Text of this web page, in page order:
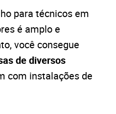
para técnicos em
é amplo e
você consegue
de diversos
com instalações de